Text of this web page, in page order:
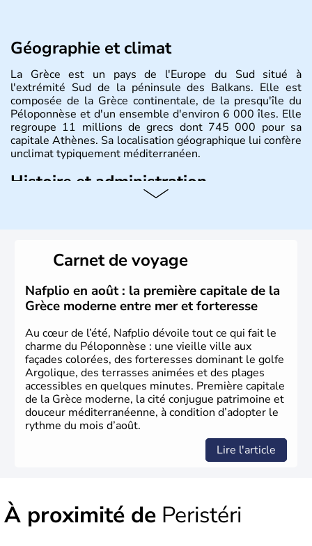
Géographie et climat
La Grèce est un pays de l'Europe du Sud situé à
l'extrémité Sud de la péninsule des Balkans. Elle est
composée de la Grèce continentale, de la presqu'île du
Péloponnèse et d'un ensemble d'environ 6 000 îles. Elle
regroupe 11 millions de grecs dont 745 000 pour sa
capitale Athènes. Sa localisation géographique lui confère
unclimat typiquement méditerranéen.
Histoire et administration
l'invention des Jeux Olympiques en 776 avant J.C. Le 25
mars 1820 sonne le début de la Guerre d'indépendance,
aujourd'hui date de la fête nationale grecque. La Grèce
est définitivement reconnue comme état indépendant à
partir de 1830.
Carnet de voyage
Nafplio en août : la première capitale de la
Grèce moderne entre mer et forteresse
Au cœur de l’été, Nafplio dévoile tout ce qui fait le
charme du Péloponnèse : une vieille ville aux
façades colorées, des forteresses dominant le golfe
Argolique, des terrasses animées et des plages
accessibles en quelques minutes. Première capitale
de la Grèce moderne, la cité conjugue patrimoine et
douceur méditerranéenne, à condition d’adopter le
rythme du mois d’août.
Lire l'article
À proximité de Peristéri